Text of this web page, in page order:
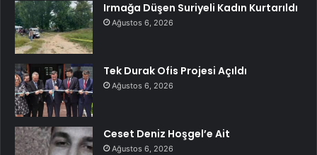
Irmağa Düşen Suriyeli Kadın Kurtarıldı
Ağustos 6, 2026
Tek Durak Ofis Projesi Açıldı
Ağustos 6, 2026
Ceset Deniz Hoşgel’e Ait
Ağustos 6, 2026